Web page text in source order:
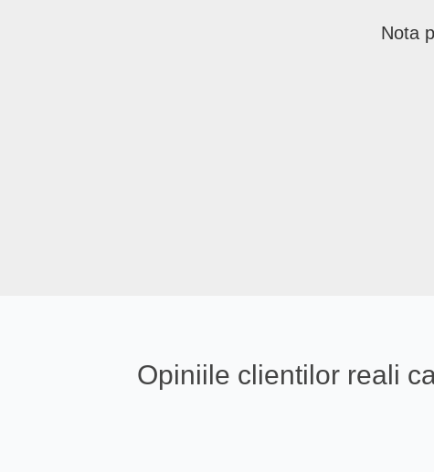
Nota
Opiniile clientilor reali